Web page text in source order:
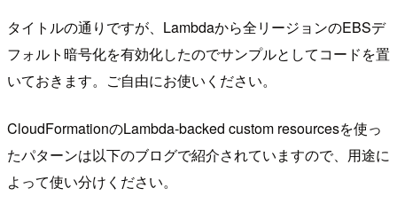
タイトルの通りですが、Lambdaから全リージョンのEBSデ
フォルト暗号化を有効化したのでサンプルとしてコードを置
いておきます。ご自由にお使いください。
CloudFormationのLambda-backed custom resourcesを使っ
たパターンは以下のブログで紹介されていますので、用途に
よって使い分けください。